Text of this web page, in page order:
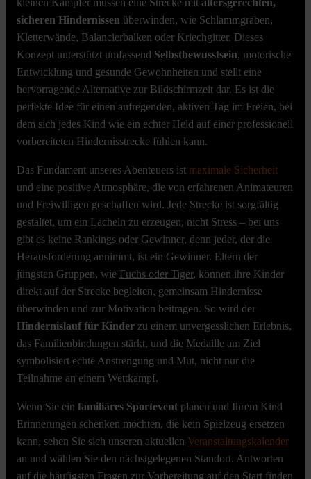
kleinen Kämpfer müssen eine Strecke mit altersgerechten,
sicheren Hindernissen überwinden, wie Schlammgräben,
Kletterwände, Balancierbalken oder Kriechgitter. Dieses
Konzept unterstützt umfassend Selbstbewusstsein, motorische
Entwicklung und gesunde Gewohnheiten und stellt eine
hervorragende Alternative zur Bildschirmzeit dar. Es ist die
perfekte Idee für einen aufregenden, aktiven Tag im Freien, bei
dem sich jedes Kind wie ein echter Held auf einer professionell
vorbereiteten Hindernisstrecke fühlen kann.
Das Fundament unseres Abenteuers ist maximale Sicherheit
und eine positive Atmosphäre, die von erfahrenen Animateuren
und Freiwilligen geschaffen wird. Jede Strecke ist sorgfältig
gestaltet, um ein Lächeln zu erzeugen, nicht Stress – bei uns
gibt es keine Rankings oder Gewinner, denn jeder, der die
Herausforderung annimmt, ist ein Gewinner. Eltern der
jüngsten Gruppen, wie Fuchs oder Tiger, können ihre Kinder
direkt auf der Strecke begleiten, gemeinsam Hindernisse
überwinden und zur Motivation beitragen. So wird der
Hindernislauf für Kinder zu einem unvergesslichen Erlebnis,
das Familienbindungen stärkt, und die Medaille am Ziel
symbolisiert echte Anstrengung und Mut, nicht nur die
Teilnahme an einem Wettkampf.
Wenn Sie ein familiäres Sportevent planen und Ihrem Kind
Erinnerungen schenken möchten, die kein Spielzeug ersetzen
kann, sehen Sie sich unseren aktuellen Veranstaltungskalender
an und wählen Sie den nächstgelegenen Standort. Antworten
auf die häufigsten Fragen zur Vorbereitung auf den Start finden